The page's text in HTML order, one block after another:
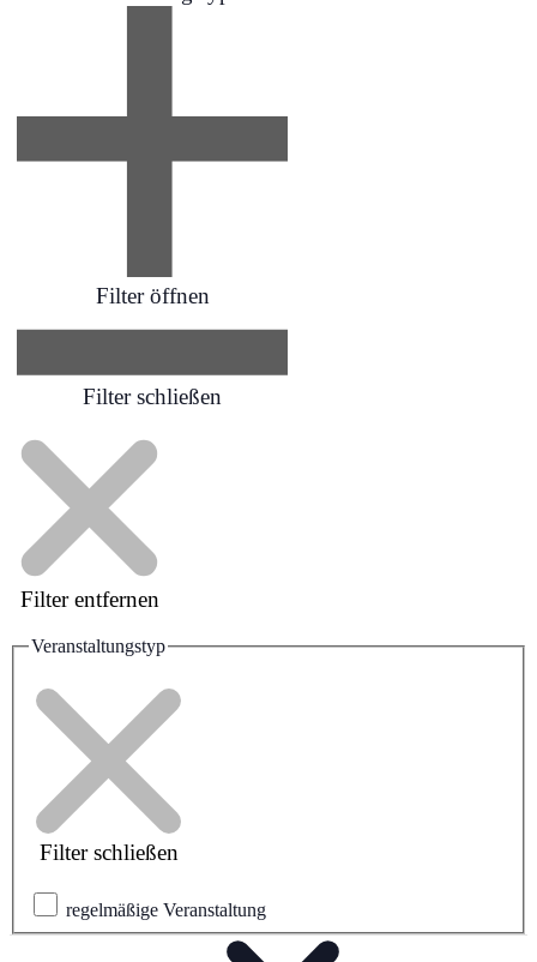
Filter öffnen
Filter schließen
Filter entfernen
Veranstaltungstyp
Filter schließen
regelmäßige Veranstaltung